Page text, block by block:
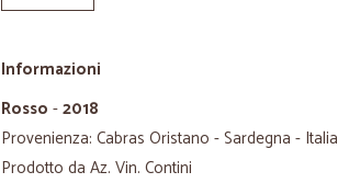
Informazioni
Rosso -2018
Provenienza: Cabras Oristano - Sardegna - Italia
Prodotto da Az. Vin. Contini